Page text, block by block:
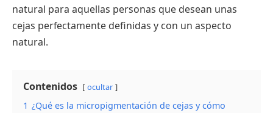
natural para aquellas personas que desean unas
cejas perfectamente definidas y con un aspecto
natural.
Contenidos ocultar
1 ¿Qué es la micropigmentación de cejas y cómo